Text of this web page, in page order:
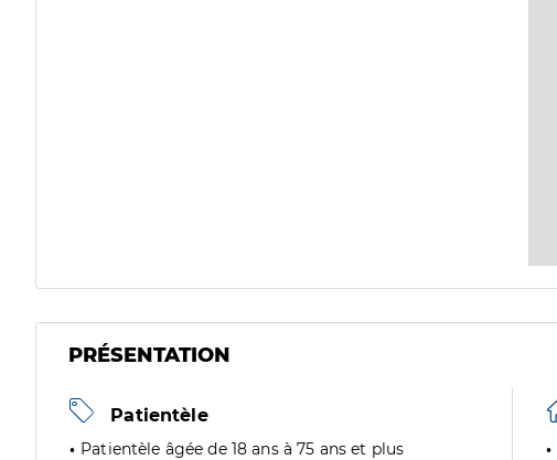
PRÉSENTATION
Patientèle
Patientèle âgée de 18 ans à 75 ans et plus